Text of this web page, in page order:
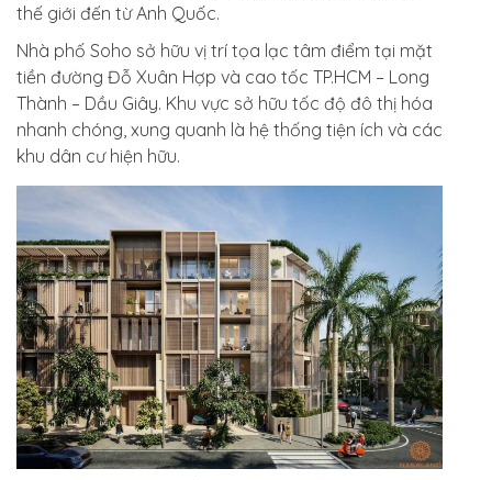
thế giới đến từ Anh Quốc.
Nhà phố Soho sở hữu vị trí tọa lạc tâm điểm tại mặt
tiền đường Đỗ Xuân Hợp và cao tốc TP.HCM – Long
Thành – Dầu Giây. Khu vực sở hữu tốc độ đô thị hóa
nhanh chóng, xung quanh là hệ thống tiện ích và các
khu dân cư hiện hữu.